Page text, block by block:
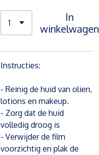
In
winkelwagen
Instructies:
- Reinig de huid van olien,
lotions en makeup.
- Zorg dat de huid
volledig droog is
- Verwijder de film
voorzichtig en plak de